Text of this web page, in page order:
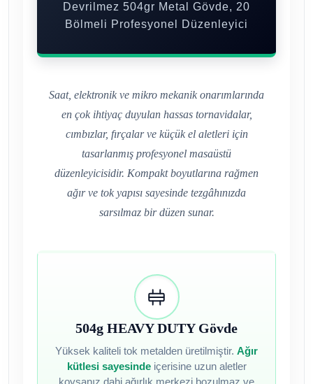
Devrilmez 504gr Metal Gövde, 20
Bölmeli Profesyonel Düzenleyici
Saat, elektronik ve mikro mekanik onarımlarında
en çok ihtiyaç duyulan hassas tornavidalar,
cımbızlar, fırçalar ve küçük el aletleri için
tasarlanmış profesyonel masaüstü
düzenleyicisidir. Kompakt boyutlarına rağmen
ağır ve tok yapısı sayesinde tezgâhınızda
sarsılmaz bir düzen sunar.
504g HEAVY DUTY Gövde
Yüksek kaliteli tok metalden üretilmiştir. Ağır
kütlesi sayesindeiçerisine uzun aletler
koysanız dahi ağırlık merkezi bozulmaz ve